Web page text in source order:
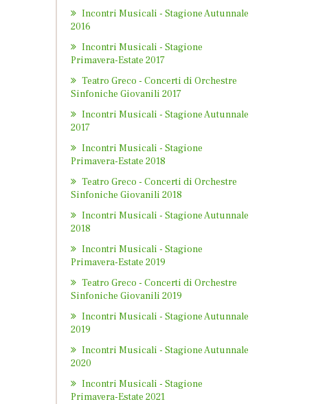
Incontri Musicali - Stagione Autunnale
2016
Incontri Musicali - Stagione
Primavera-Estate 2017
Teatro Greco - Concerti di Orchestre
Sinfoniche Giovanili 2017
Incontri Musicali - Stagione Autunnale
2017
Incontri Musicali - Stagione
Primavera-Estate 2018
Teatro Greco - Concerti di Orchestre
Sinfoniche Giovanili 2018
Incontri Musicali - Stagione Autunnale
2018
Incontri Musicali - Stagione
Primavera-Estate 2019
Teatro Greco - Concerti di Orchestre
Sinfoniche Giovanili 2019
Incontri Musicali - Stagione Autunnale
2019
Incontri Musicali - Stagione Autunnale
2020
Incontri Musicali - Stagione
Primavera-Estate 2021